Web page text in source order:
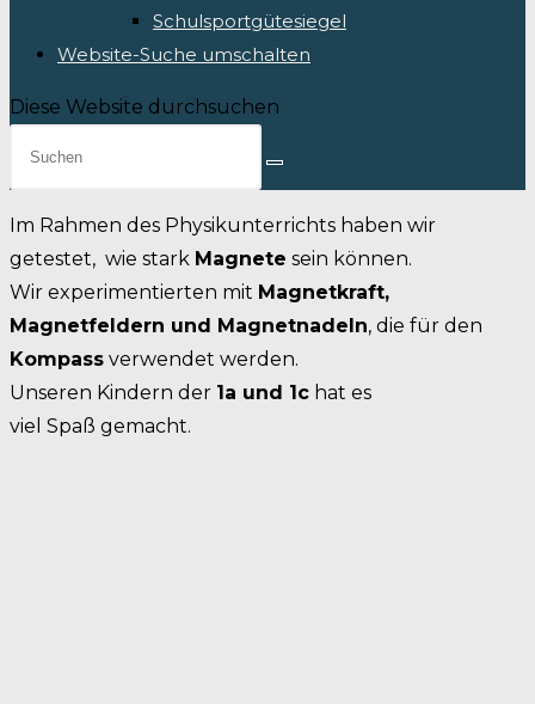
Schulsportgütesiegel
Website-Suche umschalten
Diese Website durchsuchen
Im Rahmen des Physikunterrichts haben wir
getestet, wie stark Magnete sein können.
Wir experimentierten mit Magnetkraft,
Magnetfeldern und Magnetnadeln, die für den
Kompass verwendet werden.
Unseren Kindern der 1a und 1c hat es
viel Spaß gemacht.